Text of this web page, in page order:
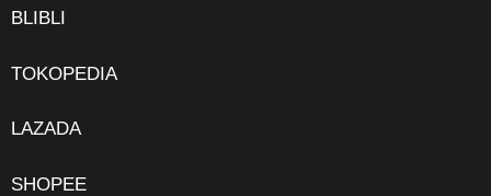
BLIBLI
TOKOPEDIA
LAZADA
SHOPEE